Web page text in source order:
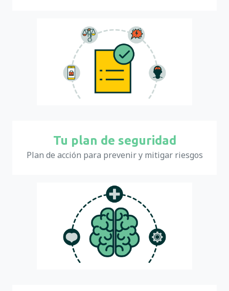
Tu plan de seguridad
Plan de acción para prevenir y mitigar riesgos